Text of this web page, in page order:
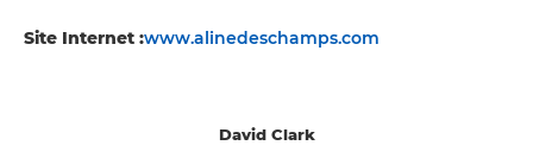
Site Internet :www.alinedeschamps.com
David Clark